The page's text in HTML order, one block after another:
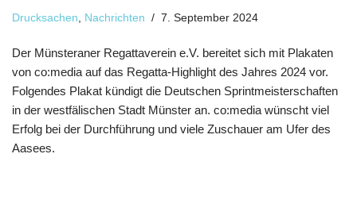
Drucksachen Nachrichten 7. September 2024
Der Münsteraner Regattaverein e.V. bereitet sich mit Plakaten
von co:media auf das Regatta-Highlight des Jahres 2024 vor.
Folgendes Plakat kündigt die Deutschen Sprintmeisterschaften
in der westfälischen Stadt Münster an. co:media wünscht viel
Erfolg bei der Durchführung und viele Zuschauer am Ufer des
Aasees.